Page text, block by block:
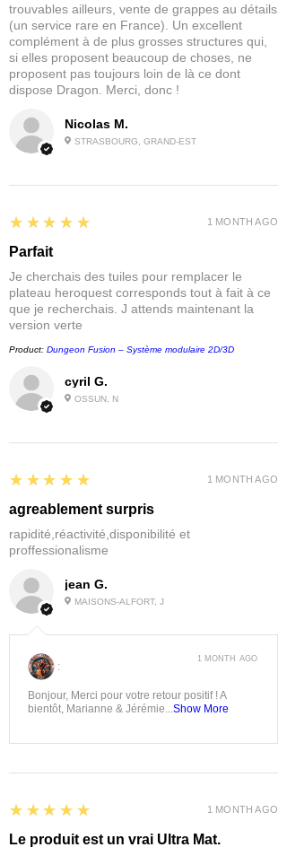
Tous les modèles sont livrés non peints
et non assemblés.
Selon stock fournisseur : 3–20 jours
Avantage pour vous : permet de vous
proposer la gamme complète au
meilleur prix !
Nicolas M.
STRASBOURG, GRAND-EST
trouvables ailleurs, vente de grappes au détails
(un service rare en France). Un excellent
complément à de plus grosses structures qui,
si elles proposent beaucoup de choses, ne
proposent pas toujours loin de là ce dont
dispose Dragon. Merci, donc !
cyril G.
OSSUN, N
5
★★★★★
Parfait
Je cherchais des tuiles pour remplacer le
plateau heroquest corresponds tout à fait à ce
que je recherchais. J attends maintenant la
version verte
Product: Dungeon Fusion – Système modulaire 2D/3D
1 MONTH AGO
jean G.
MAISONS-ALFORT, J
5
★★★★★
agreablement surpris
rapidité,réactivité,disponibilité et
proffessionalisme
1 MONTH AGO
:
Bonjour, Merci pour votre retour positif ! A
bientôt, Marianne & Jérémie...Show More
1 MONTH AGO
5
★★★★★
Le produit est un vrai Ultra Mat.
1 MONTH AGO